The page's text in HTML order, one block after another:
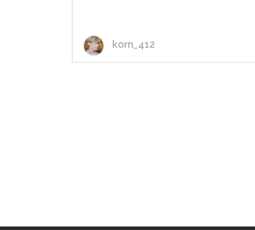
korn_412